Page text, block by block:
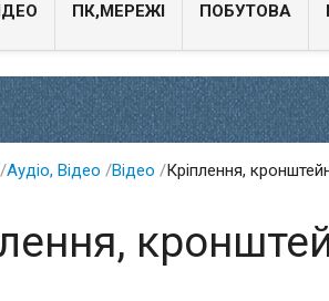
ПК,МЕРЕЖІ ПОБУТОВА
/Аудіо, Відео /Відео /Кріплення,